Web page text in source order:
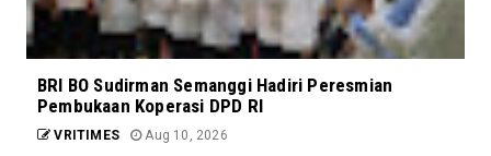
BRI BO Sudirman Semanggi Hadiri Peresmian
Pembukaan Koperasi DPD RI
VRITIMES Aug 10, 2026